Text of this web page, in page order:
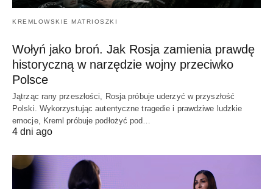
KREMLOWSKIE MATRIOSZKI
Wołyń jako broń. Jak Rosja zamienia prawdę
historyczną w narzędzie wojny przeciwko
Polsce
Jątrząc rany przeszłości, Rosja próbuje uderzyć w przyszłość
Polski. Wykorzystując autentyczne tragedie i prawdziwe ludzkie
emocje, Kreml próbuje podłożyć pod…
4 dni ago